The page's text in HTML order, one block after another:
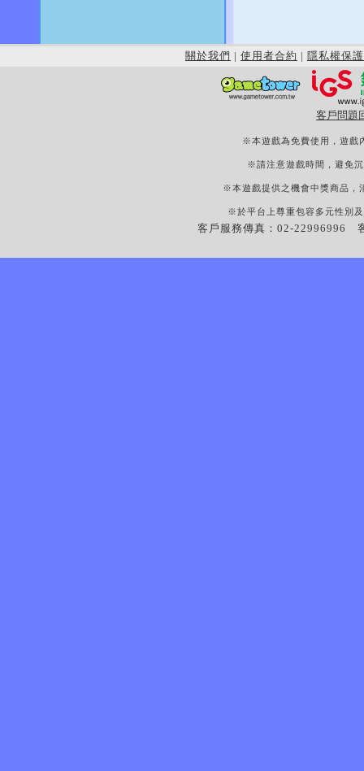
關於我們 | 使用者合約 | 隱私權保護
客戶問題
※本遊戲為免費使用，遊戲
※請注意遊戲時間，避免
※本遊戲提供之機會中獎商品，
※於平台上尊重包容多元性別
客戶服務傳真：02-22996996